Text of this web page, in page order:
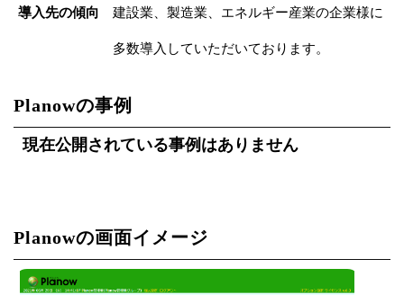
導入先の傾向 建設業、製造業、エネルギー産業の企業様に
多数導入していただいております。
Planowの事例
現在公開されている事例はありません
Planowの画面イメージ